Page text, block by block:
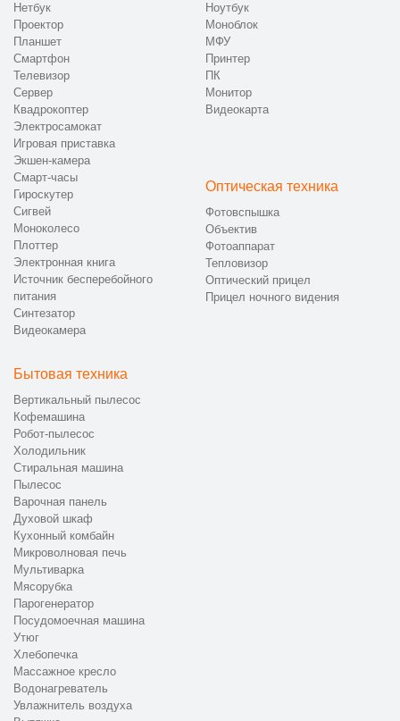
Нетбук
Проектор
Планшет
Смартфон
Телевизор
Сервер
Квадрокоптер
Электросамокат
Игровая приставка
Экшен-камера
Смарт-часы
Гироскутер
Сигвей
Моноколесо
Плоттер
Электронная книга
Источник бесперебойного
питания
Синтезатор
Видеокамера
Ноутбук
Моноблок
МФУ
Принтер
ПК
Монитор
Видеокарта
Оптическая техника
Фотовспышка
Объектив
Фотоаппарат
Тепловизор
Оптический прицел
Прицел ночного видения
Бытовая техника
Вертикальный пылесос
Кофемашина
Робот-пылесос
Холодильник
Стиральная машина
Пылесос
Варочная панель
Духовой шкаф
Кухонный комбайн
Микроволновая печь
Мультиварка
Мясорубка
Парогенератор
Посудомоечная машина
Утюг
Хлебопечка
Массажное кресло
Водонагреватель
Увлажнитель воздуха